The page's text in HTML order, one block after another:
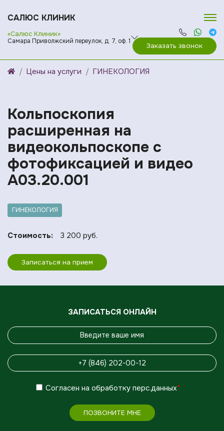
САЛЮС КЛИНИК
«Салюс Клиник»
Самара Приволжский переулок, д. 7, оф. 1
Заказать звонок
Цены на услуги ГИНЕКОЛОГИЯ
Кольпоскопия
расширенная на
видеокольпоскопе с
фотофиксацией и видео
A03.20.001
ГИНЕКОЛОГИЯ
Стоимость: 3 200 руб.
Записаться на прием
ЗАПИСАТЬСЯ ОНЛАЙН
Согласен на обработку перс.данных*
ПОЗВОНИТЕ МНЕ